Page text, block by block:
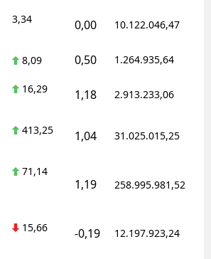
3,34 0,00 10.122.046,47
8,09 0,50 1.264.935,64
16,29 1,18 2.913.233,06
413,25 1,04 31.025.015,25
71,14
1,19 258.995.981,52
15,66 -0,19 12.197.923,24